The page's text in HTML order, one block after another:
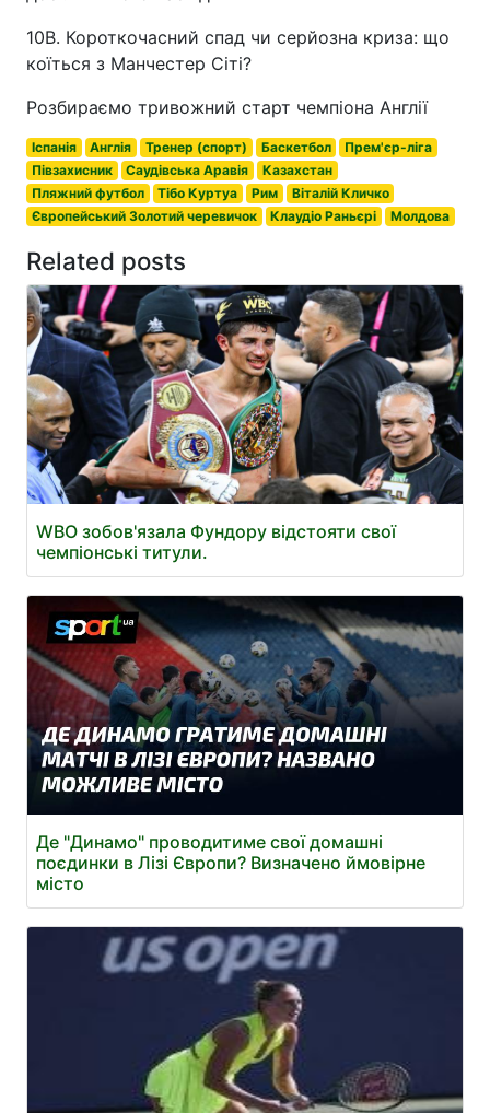
10B. Короткочасний спад чи серйозна криза: що
коїться з Манчестер Сіті?
Розбираємо тривожний старт чемпіона Англії
Іспанія Англія Тренер (спорт) Баскетбол
Прем'єр-ліга
Півзахисник
Саудівська Аравія
Казахстан
Пляжний футбол
Тібо Куртуа Рим
Віталій Кличко
Європейський Золотий черевичок
Клаудіо Раньєрі Молдова
Related posts
WBO зобов'язала Фундору відстояти свої
чемпіонські титули.
Де "Динамо" проводитиме свої домашні
поєдинки в Лізі Європи? Визначено ймовірне
місто